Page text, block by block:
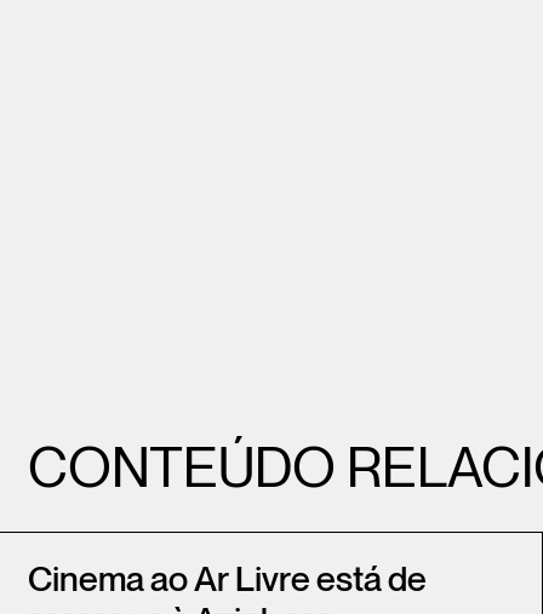
CONTEÚDO
Cinema ao Ar Livre está de